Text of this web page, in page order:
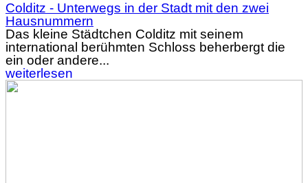
Colditz - Unterwegs in der Stadt mit den zwei
Hausnummern
Das kleine Städtchen Colditz mit seinem
international berühmten Schloss beherbergt die
ein oder andere...
weiterlesen